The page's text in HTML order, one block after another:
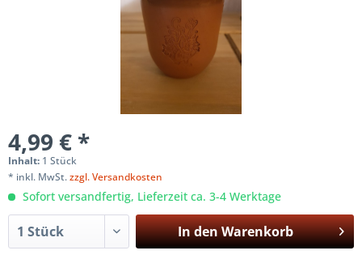
4,99 € *
Inhalt: 1 Stück
* inkl. MwSt.zzgl. Versandkosten
Sofort versandfertig, Lieferzeit ca. 3-4 Werktage
In denWarenkorb